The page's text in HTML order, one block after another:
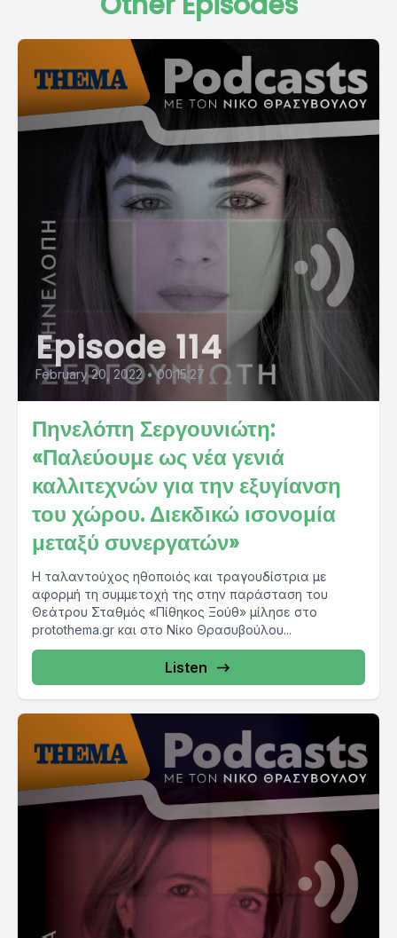
Episode 114
February 20, 2022 • 00:15:27
Πηνελόπη Σεργουνιώτη:
«Παλεύουμε ως νέα γενιά
καλλιτεχνών για την εξυγίανση
του χώρου. Διεκδικώ ισονομία
μεταξύ συνεργατών»
Η ταλαντούχος ηθοποιός και τραγουδίστρια με
αφορμή τη συμμετοχή της στην παράσταση του
Θεάτρου Σταθμός «Πίθηκος Ξούθ» μίλησε στο
protothema.gr και στο Νίκο Θρασυβούλου...
Listen